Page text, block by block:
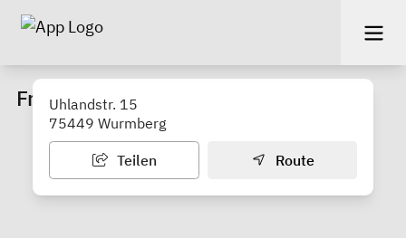
Freundeskreis Asyl Wurmberg
Uhlandstr. 15
75449 Wurmberg
Teilen Route